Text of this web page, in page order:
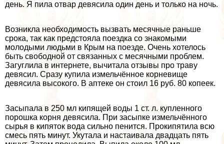
день. Я пила отвар девясила один день и только на ночь.
Возникла необходимость вызвать мecячные раньше
срока, так как предстояла поездка со знакомыми
молодыми людьми в Крым на поезде. Очень хотелось
быть свободной от связанных с мecячными проблем.
Загуглила в интернете, вычитала отзывы про траву
девясил. Сразу купила измельчённое корневище
девясила высокого. В аптеке он стоил 16 руб. 80 копеек.
Засыпала в 250 мл кипящей воды 1 ст. л. купленного
порошка корня девясила. При засыпке измельчённого
сырья в кипяток вода сильно пенится. Прокипятила всю
смесь пять минут. Укутала и настаивала двадцать пять